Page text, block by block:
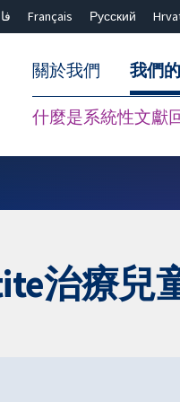
Français Русский
關於我們 我們
什麼是系統性文獻
治療兒